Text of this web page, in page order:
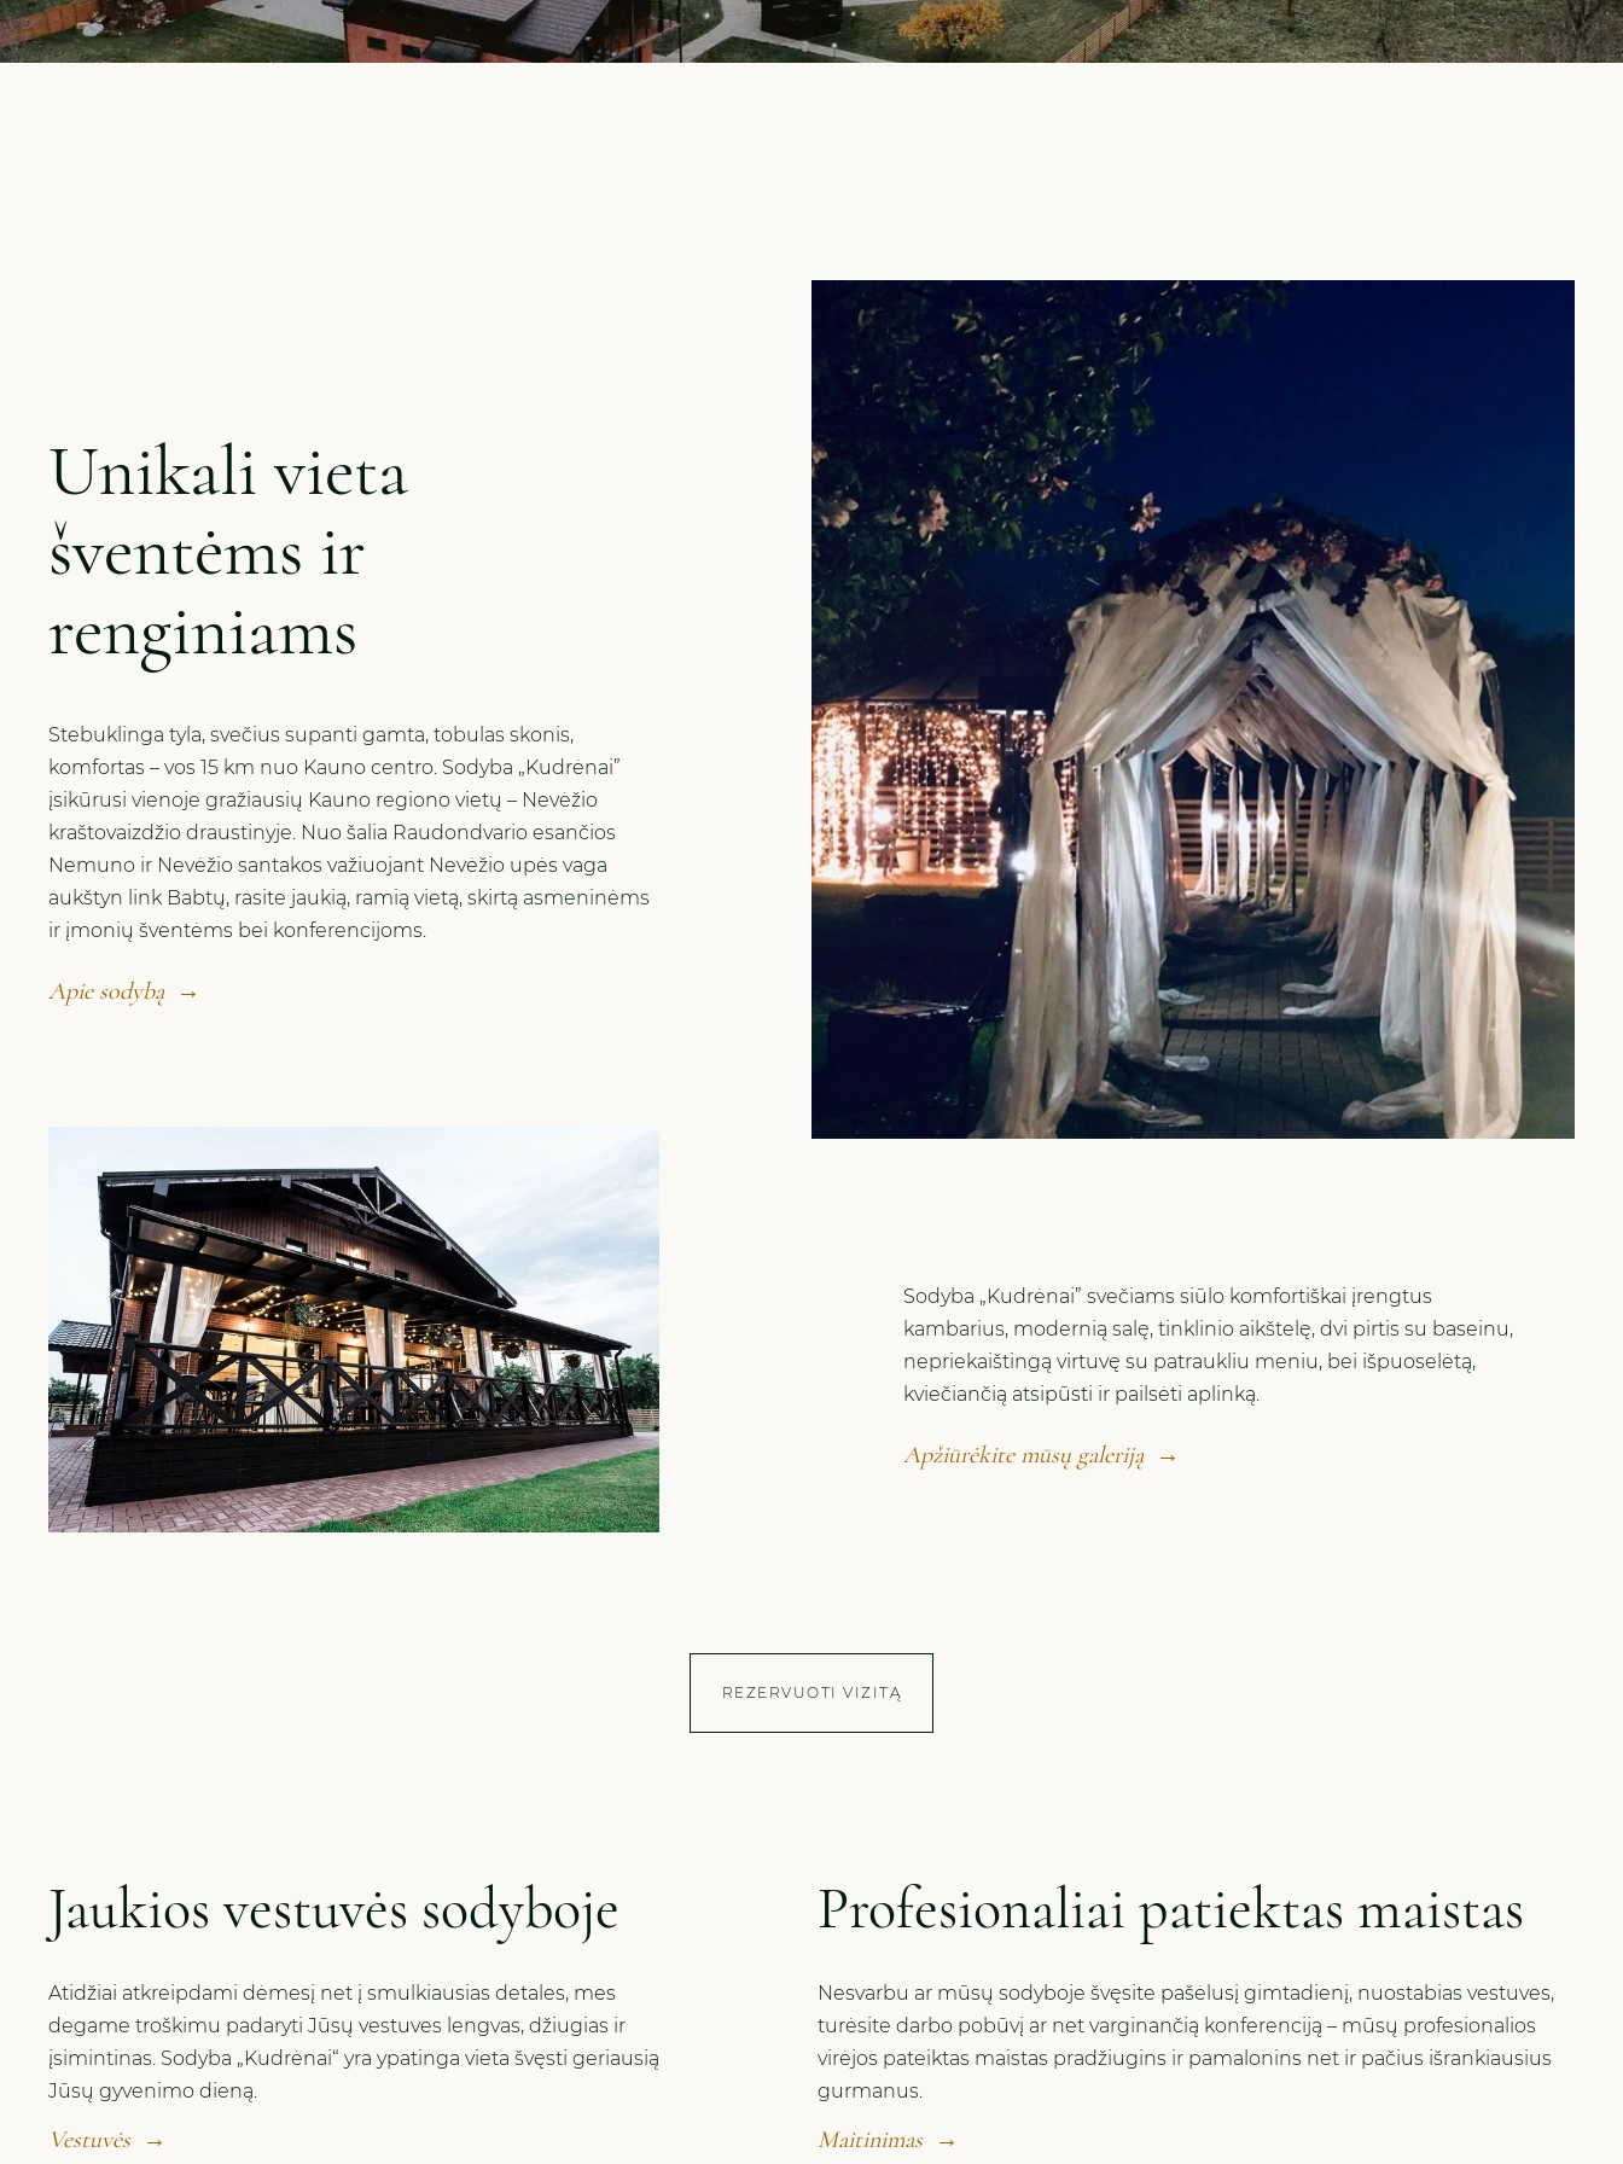
Unikali vieta
šventėms ir
renginiams
Stebuklinga tyla, svečius supanti gamta, tobulas skonis,
komfortas – vos 15 km nuo Kauno centro. Sodyba „Kudrėnai”
įsikūrusi vienoje gražiausių Kauno regiono vietų – Nevėžio
kraštovaizdžio draustinyje. Nuo šalia Raudondvario esančios
Nemuno ir Nevėžio santakos važiuojant Nevėžio upės vaga
aukštyn link Babtų, rasite jaukią, ramią vietą, skirtą asmeninėms
ir įmonių šventėms bei konferencijoms.
Apie sodybą →
Sodyba „Kudrėnai” svečiams siūlo komfortiškai įrengtus
kambarius, modernią salę, tinklinio aikštelę, dvi pirtis su baseinu,
nepriekaištingą virtuvę su patraukliu meniu, bei išpuoselėtą,
kviečiančią atsipūsti ir pailsėti aplinką.
Apžiūrėkite mūsų galeriją →
REZERVUOTI VIZITĄ
Jaukios vestuvės sodyboje
Atidžiai atkreipdami dėmesį net į smulkiausias detales, mes
degame troškimu padaryti Jūsų vestuves lengvas, džiugias ir
įsimintinas. Sodyba „Kudrėnai“ yra ypatinga vieta švęsti geriausią
Jūsų gyvenimo dieną.
Vestuvės →
Profesionaliai patiektas maistas
Nesvarbu ar mūsų sodyboje švęsite pašėlusį gimtadienį, nuostabias vestuves,
turėsite darbo pobūvį ar net varginančią konferenciją – mūsų profesionalios
virėjos pateiktas maistas pradžiugins ir pamalonins net ir pačius išrankiausius
gurmanus.
Maitinimas →